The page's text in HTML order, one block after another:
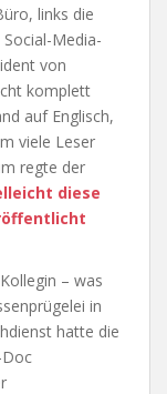
links die
Media-
von
komplett
auf Englisch,
viele Leser
regte der
diese
– was
in
hatte die